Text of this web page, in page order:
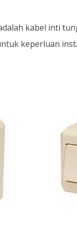
kabel inti
keperluan